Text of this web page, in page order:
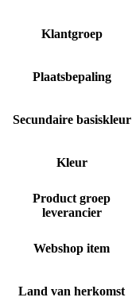
Klantgroep
Plaatsbepaling
Secundaire basiskleur
Kleur
Product groep
leverancier
Webshop item
Land van herkomst